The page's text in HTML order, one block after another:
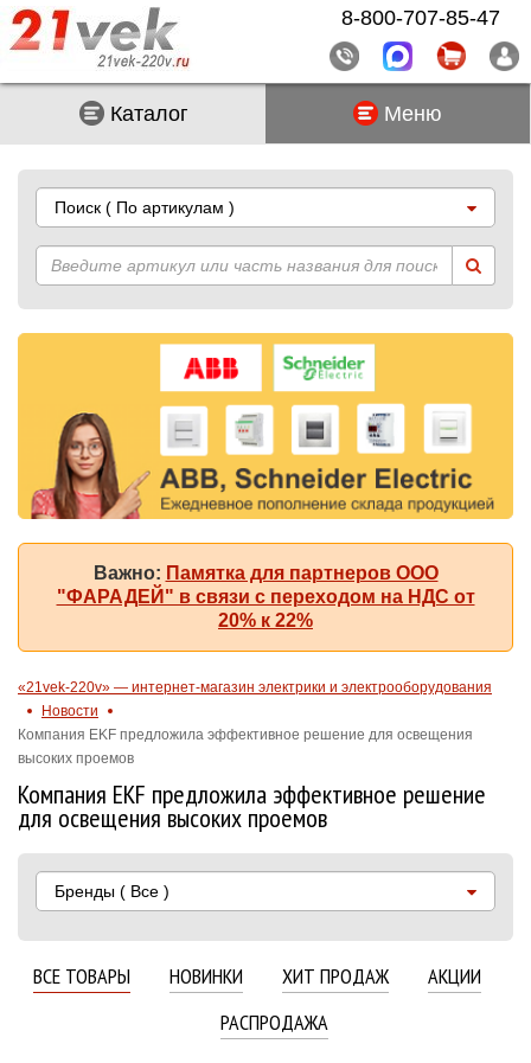
Каталог Меню
Поиск ( По артикулам )
Важно: Памятка для партнеров ООО
"ФАРАДЕЙ" в связи с переходом на НДС от
20% к 22%
«21vek-220v» — интернет-магазин электрики и электрооборудования
Новости
Компания EKF предложила эффективное решение для освещения
высоких проемов
Компания EKF предложила эффективное решение
для освещения высоких проемов
Бренды ( Все )
ВСЕ ТОВАРЫ НОВИНКИ ХИТ ПРОДАЖ
АКЦИИ
РАСПРОДАЖА
8-800-707-85-47